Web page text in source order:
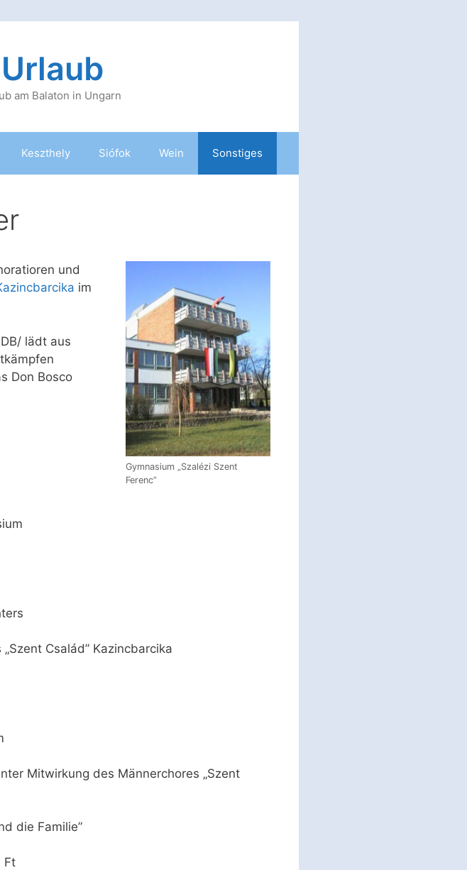
am Balaton in Ungarn
Keszthely Siófok Wein Sonstiges
Gymnasium „Szalézi Szent
Ferenc”
und
im
lädt aus
Don Bosco
Család” Kazincbarcika
Mitwirkung des Männerchores „Szent
die Familie”
Ft